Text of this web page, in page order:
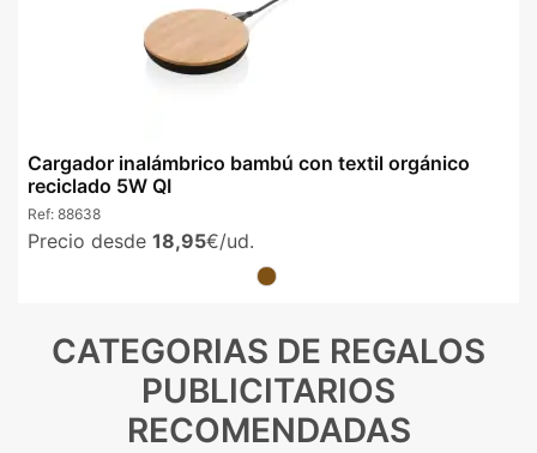
Cargador inalámbrico bambú con textil orgánico
reciclado 5W QI
Ref: 88638
Precio desde 18,95€/ud.
CATEGORIAS DE REGALOS
PUBLICITARIOS
RECOMENDADAS